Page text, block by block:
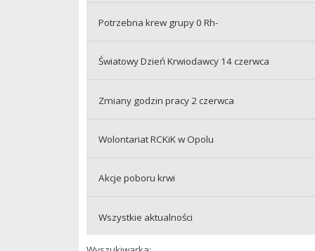
Potrzebna krew grupy 0 Rh-
Światowy Dzień Krwiodawcy 14 czerwca
Zmiany godzin pracy 2 czerwca
Wolontariat RCKiK w Opolu
Akcje poboru krwi
Wszystkie aktualności